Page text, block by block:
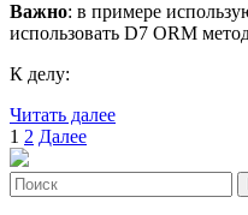
Важно: в примере
использовать D7 ORM
К делу:
Читать далее
Пагинация
записей
1 2 Далее